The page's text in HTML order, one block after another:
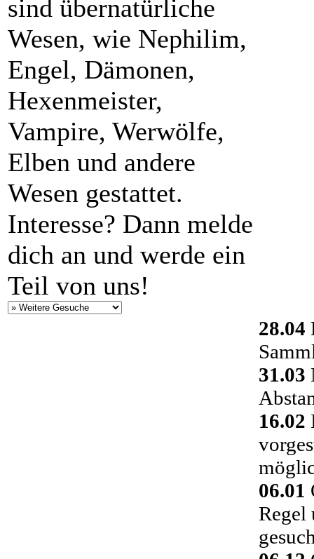
sind übernatürliche
Wesen, wie Nephilim,
Engel, Dämonen,
Hexenmeister,
Vampire, Werwölfe,
Elben und andere
Wesen gestattet.
Interesse? Dann melde
dich an und werde ein
Teil von uns!
28.04
31.03
16.02
06.01
Regel